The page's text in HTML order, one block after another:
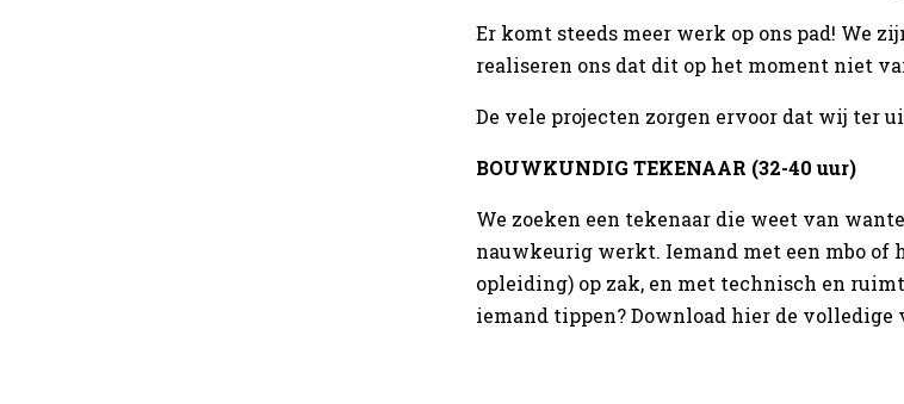
Er komt steeds meer werk op ons pad! We
realiseren ons dat dit op het moment niet
De vele projecten zorgen ervoor dat wij ter
BOUWKUNDIG TEKENAAR (32-40 uur)
We zoeken een tekenaar die weet van
nauwkeurig werkt. Iemand met een mbo of
opleiding) op zak, en met technisch en
iemand tippen? Download hier de volledige